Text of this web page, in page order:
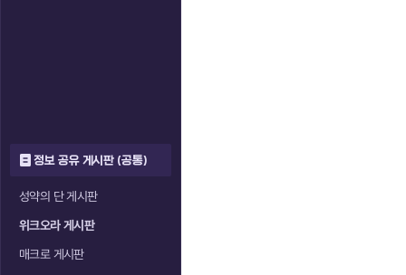
정보 공유 게시판 (공통)
성약의 단 게시판
위크오라 게시판
매크로 게시판